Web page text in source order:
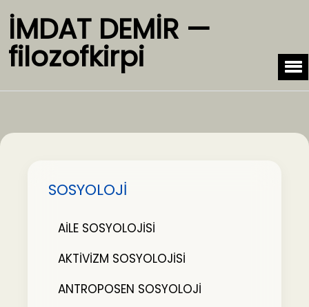
İMDAT DEMİR —
filozofkirpi
SOSYOLOJİ
AİLE SOSYOLOJİSİ
AKTİVİZM SOSYOLOJİSİ
ANTROPOSEN SOSYOLOJİ